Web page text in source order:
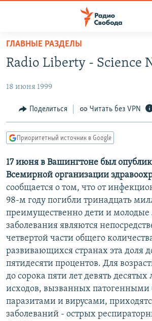
упрощенного
доступа
содержанию
Вернутся
навигации
Вернутся
поиску
ПРОГРАММЫ
АВТОРСКИЕ ПРОЕКТЫ
ЦИТАТЫ СВОБОДЫ
КУЛЬТУРА
IDEL.РЕАЛИИ
КАВКАЗ.РЕАЛИИ
СЕВЕР.РЕАЛИИ
СИБИРЬ.РЕАЛИИ
РАСПИСАНИЕ ВЕЩАНИЯ
ПОДПИШИТЕСЬ НА РАССЫЛКУ
СОЦИАЛЬНЫЕ СЕТИ
ГЛАВНЫЕ РАЗДЕЛЫ
Radio Liberty - Science
18 июня 1999
Поделиться Читать без VPN
Приоритетный источник в Google
17 июня в Вашингтоне был
Всемирной организации
сообщается о том, что от
98-м году погибли тринадцать
преимущественно дети и
заболевания являются
четвертой части общего
развивающихся странах эта доля
пятидесяти процентов. Для
до сорока пяти лет девять десятых
исходов, вызванных патогенными
паразитами и вирусами,
заболеваний - острых